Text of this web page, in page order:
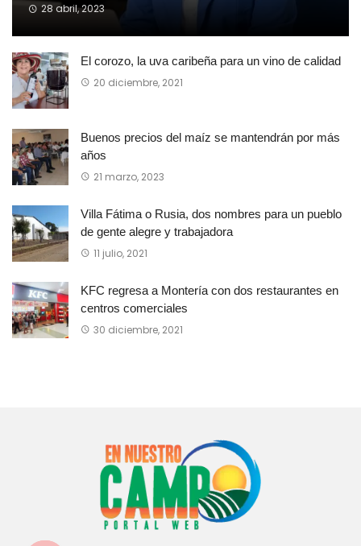
28 abril, 2023
El corozo, la uva caribeña para un vino de calidad
20 diciembre, 2021
Buenos precios del maíz se mantendrán por más
años
21 marzo, 2023
Villa Fátima o Rusia, dos nombres para un pueblo
de gente alegre y trabajadora
11 julio, 2021
KFC regresa a Montería con dos restaurantes en
centros comerciales
30 diciembre, 2021